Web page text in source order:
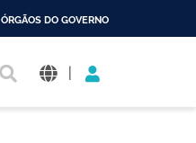
ÓRGÃOS DO GOVERNO
|